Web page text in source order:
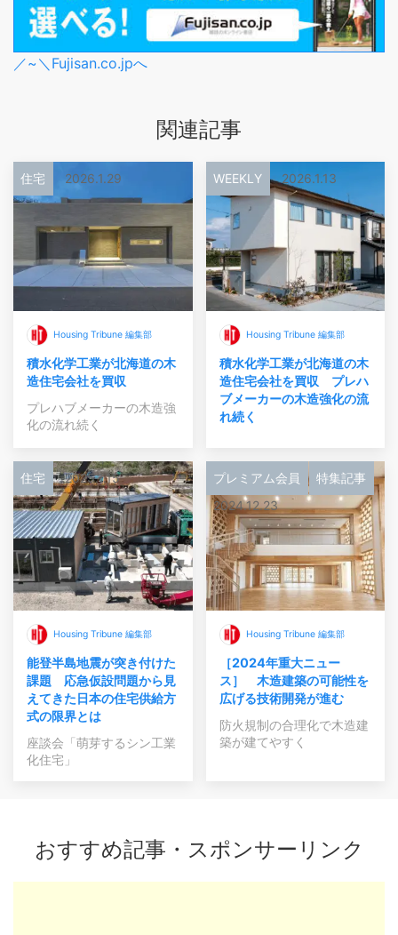
／~＼Fujisan.co.jpへ
関連記事
住宅 2026.1.29
Housing Tribune 編集部
積水化学工業が北海道の木
造住宅会社を買収
プレハブメーカーの木造強
化の流れ続く
WEEKLY 2026.1.13
Housing Tribune 編集部
積水化学工業が北海道の木
造住宅会社を買収 プレハ
ブメーカーの木造強化の流
れ続く
住宅 2025.1.15
Housing Tribune 編集部
能登半島地震が突き付けた
課題 応急仮設問題から見
えてきた日本の住宅供給方
式の限界とは
座談会「萌芽するシン工業
化住宅」
プレミアム会員
特集記事
2024.12.23
Housing Tribune 編集部
［2024年重大ニュー
ス］ 木造建築の可能性を
広げる技術開発が進む
防火規制の合理化で木造建
築が建てやすく
おすすめ記事・スポンサーリンク